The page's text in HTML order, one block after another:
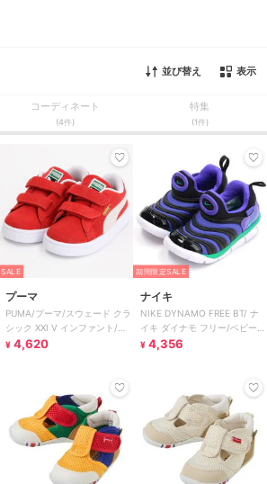
並び替え 表示
コーディネート
(4件)
特集
(1件)
SALE
プーマ
PUMA/プーマ/スウェード クラ
シック XXI V インファント/ベ
ビー
¥ 4,620
期間限定SALE
ナイキ
NIKE DYNAMO FREE BT/ ナ
イキ ダイナモ フリー/ベビー/
スリッポン
¥ 4,356